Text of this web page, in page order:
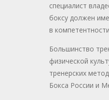
специалист
боксу должен
в
Большинство
физической
тренерских
Бокса России и